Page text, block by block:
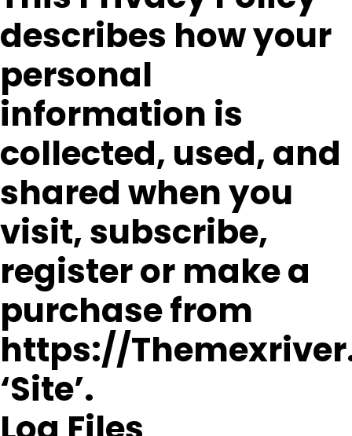
describes how your
personal
information is
collected, used, and
shared when you
visit, subscribe,
register or make a
purchase from
https://
‘Site’.